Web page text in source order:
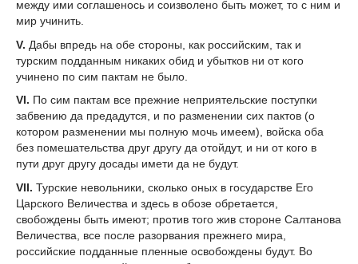
между ими соглашенось и соизволено быть может, то с ним и
мир учинить.
V. Дабы впредь на обе стороны, как российским, так и
турским подданным никаких обид и убытков ни от кого
учинено по сим пактам не было.
VI. По сим пактам все прежние неприятельские поступки
забвению да предадутся, и по разменении сих пактов (о
котором разменении мы полную мочь имеем), войска оба
без помешательства друг другу да отойдут, и ни от кого в
пути друг другу досады имети да не будут.
VII. Турские невольники, сколько оных в государстве Его
Царского Величества и здесь в обозе обретается,
свобождены быть имеют; против того жив стороне Салтанова
Величества, все после разорвания прежнего мира,
российские подданные пленные освобождены будут. Во